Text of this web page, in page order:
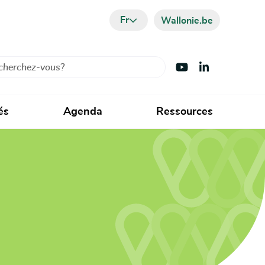
Fr Wallonie.be
Visiter Youtube
Visiter LinkedIn
Agenda Ressources